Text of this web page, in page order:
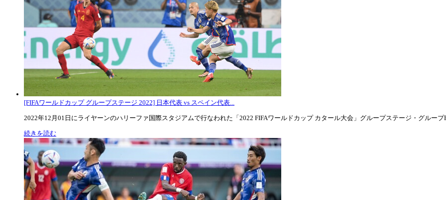
[FIFAワールドカップ グループステージ 2022] 日本代表 vs スペイン代表...
2022年12月01日にライヤーンのハリーファ国際スタジアムで行なわれた「2022 FIFAワールドカップ カタール大会」グループステージ・グループ
続きを読む